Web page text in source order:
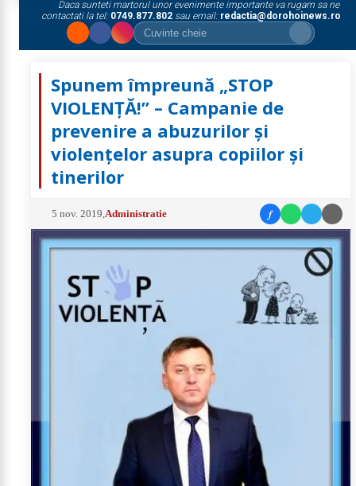
Daca sunteti martorul unor evenimente importante va rugam sa ne
contactati la tel: 0749.877.802sau email: redactia@dorohoinews.ro
Spunem împreună „STOP
VIOLENȚĂ!” – Campanie de
prevenire a abuzurilor și
violențelor asupra copiilor și
tinerilor
5 nov. 2019 Administratie f